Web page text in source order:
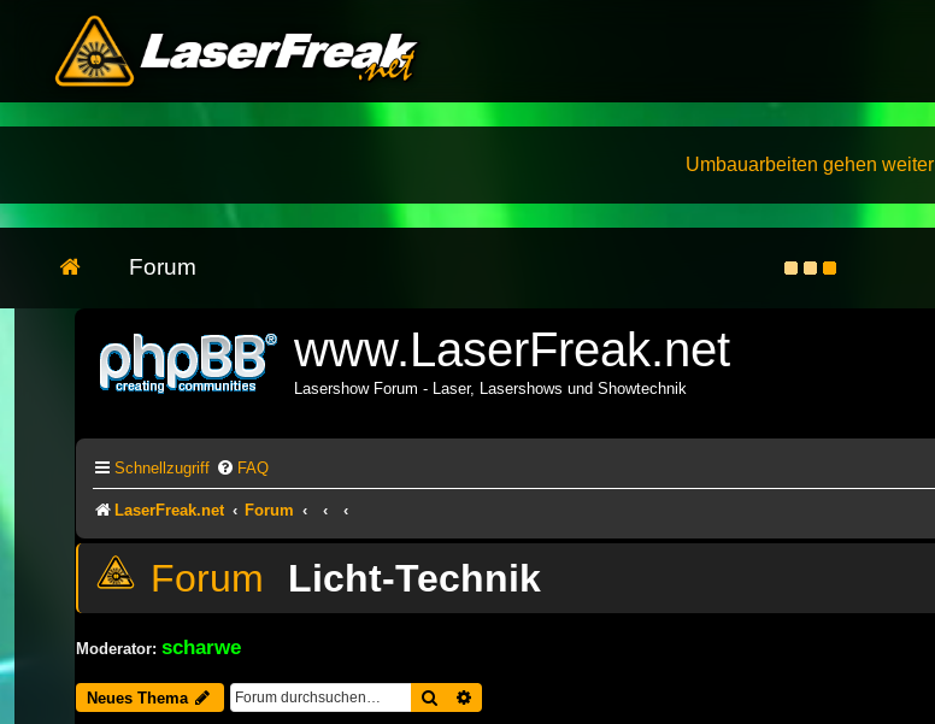
Umbauarbeiten gehen weiter
Forum
www.LaserFreak.net
Lasershow Forum - Laser, Lasershows und Showtechnik
Schnellzugriff FAQ
LaserFreak.net Forum
Licht-Technik
Moderator: scharwe
Neues Thema Suche